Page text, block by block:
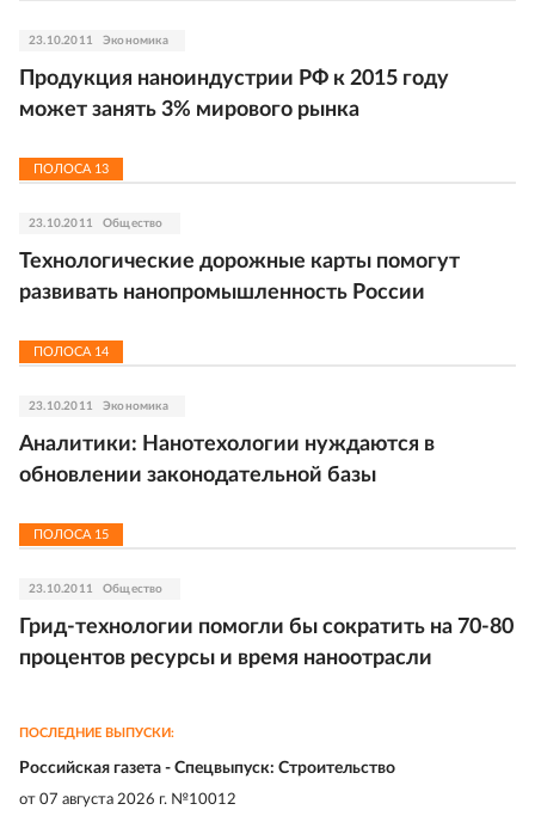
23.10.2011 Экономика
Продукция наноиндустрии РФ к 2015 году
может занять 3% мирового рынка
ПОЛОСА 13
23.10.2011 Общество
Технологические дорожные карты помогут
развивать нанопромышленность России
ПОЛОСА 14
23.10.2011 Экономика
Аналитики: Нанотехологии нуждаются в
обновлении законодательной базы
ПОЛОСА 15
23.10.2011 Общество
Грид-технологии помогли бы сократить на 70-80
процентов ресурсы и время наноотрасли
ПОСЛЕДНИЕ ВЫПУСКИ:
Российская газета - Спецвыпуск: Строительство
от 07 августа 2026 г. №10012